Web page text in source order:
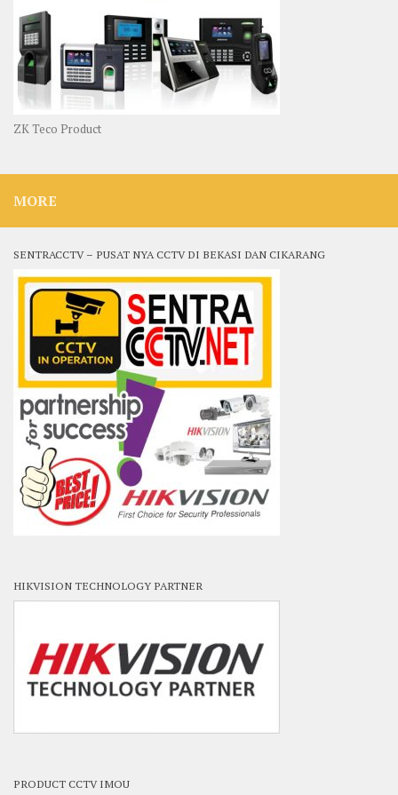
ZK Teco Product
MORE
SENTRACCTV – PUSAT NYA CCTV DI BEKASI DAN CIKARANG
HIKVISION TECHNOLOGY PARTNER
PRODUCT CCTV IMOU